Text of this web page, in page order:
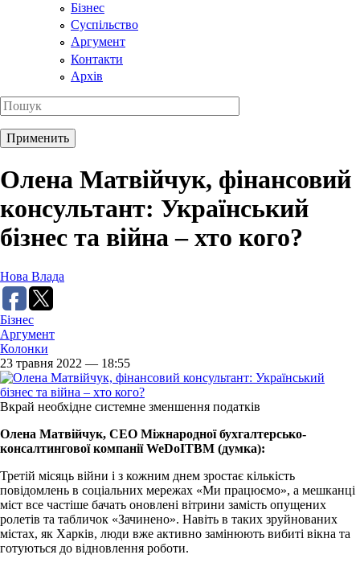
Бізнес
Суспільство
Аргумент
Контакти
Архів
Олена Матвійчук, фінансовий
консультант: Український
бізнес та війна – хто кого?
Нова Влада
Бізнес
Аргумент
Колонки
23 травня 2022 — 18:55
Вкрай необхідне системне зменшення податків
Олена Матвійчук, СЕО Міжнародної бухгалтерсько-
консалтингової компанії WeDoITBM (думка):
Третій місяць війни і з кожним днем зростає кількість
повідомлень в соціальних мережах «Ми працюємо», а мешканці
міст все частіше бачать оновлені вітрини замість опущених
ролетів та табличок «Зачинено». Навіть в таких зруйнованих
містах, як Харків, люди вже активно замінюють вибиті вікна та
готуються до відновлення роботи.